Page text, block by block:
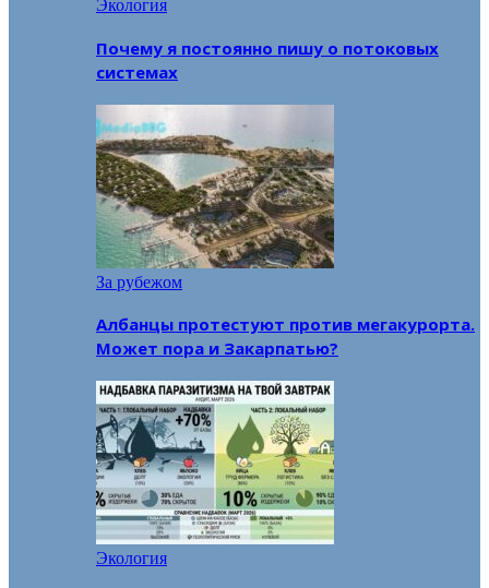
Экология
Почему я постоянно пишу о потоковых
системах
За рубежом
Албанцы протестуют против мегакурорта.
Может пора и Закарпатью?
Экология